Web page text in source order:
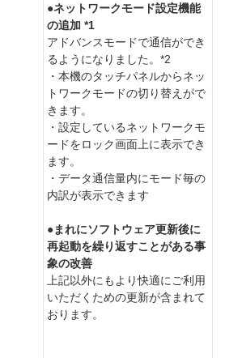
●ネットワークモード設定機能
の追加 *1
アドバンスモードで通信ができ
るようになりました。*2
・本機のタッチパネルからネッ
トワークモードの切り替えがで
きます。
・設定しているネットワークモ
ードをロック画面上に表示でき
ます。
・データ通信量内にモード毎の
内訳が表示できます
●まれにソフトウェア更新後に
再起動を繰り返すことがある事
象の改善
上記以外にもより快適にご利用
いただくための更新が含まれて
おります。